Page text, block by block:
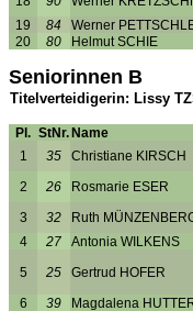
19
84 Werner
20
80 Helmut SCHIE
Seniorinnen B
Titelverteidigerin: Lissy
Pl. StNr.Name
1
35 Christiane KIRSCH
2 26 Rosmarie ESER
3 32 Ruth
4
27 Antonia WILKENS
5 25 Gertrud HOFER
6 39 Magdalena